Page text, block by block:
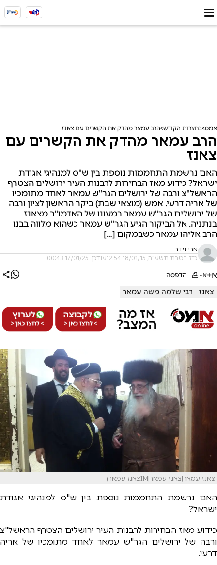
אמס בחצרות הקודש הרב עמאר מהדק את הקשרים עם צאנז
הרב עמאר מהדק את הקשרים עם
צאנז
האם נרשמת התחממות נוספת בין ש"ס למנהיגי אגודת
ישראל? כידוע מאז הבחירות לרבנות העיר ירושלים הצטרף
הראשל"צ ורבה של ירושלים הגר"ש עמאר לאחד מתומכיו
של אריה דרעי. אמש (מוצאי שבת) ביקר הראשון לציון ורבה
של ירושלים הגר"ש עמאר במעונו של האדמו"ר מצאנז
בנתניה. אל הביקור הגיע הגר"ש עמאר כשהוא מלווה בבנו
הרב אליהו עמאר כשבמקום […]
ארי וידר
כ"ז בטבת תשע"ה, 18/01/15 12:54 עודכן: 17/01/25 00:43
א+א- הדפסה
צאנז רבי שלמה משה עמאר
צאנז עמאר|צאנז עמאר|IMצאנז עמאר)
האם נרשמת התחממות נוספת בין ש"ס למנהיגי אגודת
ישראל?
כידוע מאז הבחירות לרבנות העיר ירושלים הצטרף הראשל"צ
ורבה של ירושלים הגר"ש עמאר לאחד מתומכיו של אריה
דרעי.